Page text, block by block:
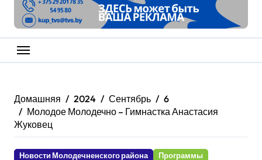
Домашняя 2024 Сентябрь
6
Молодое Молодечно – Гимнастка Анастасия
Жуковец
Новости Молодечненского района Программы